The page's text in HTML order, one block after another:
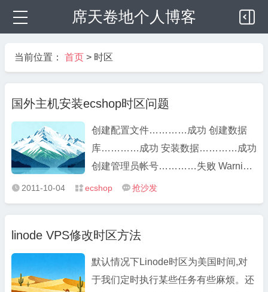
席天卷地个人博客
当前位置： 首页 > 时区
国外主机安装ecshop时区问题
创建配置文件…………成功 创建数据
库…………成功 安装数据…………成功
创建管理员帐号…………失败 Warning:
date() [function.date]: It is not safe to
rely on the system's timezone setti ...
 2011-10-04  ecshop  抢沙发
linode VPS修改时区方法
默认情况下Linode时区为美国时间,对
于我们定时执行某些任务有些麻烦。还